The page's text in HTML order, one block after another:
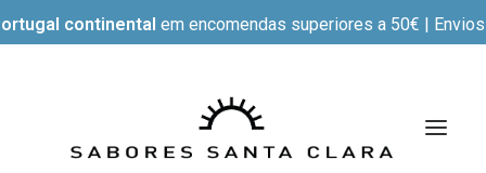
continental em encomendas superiores a 50€ |